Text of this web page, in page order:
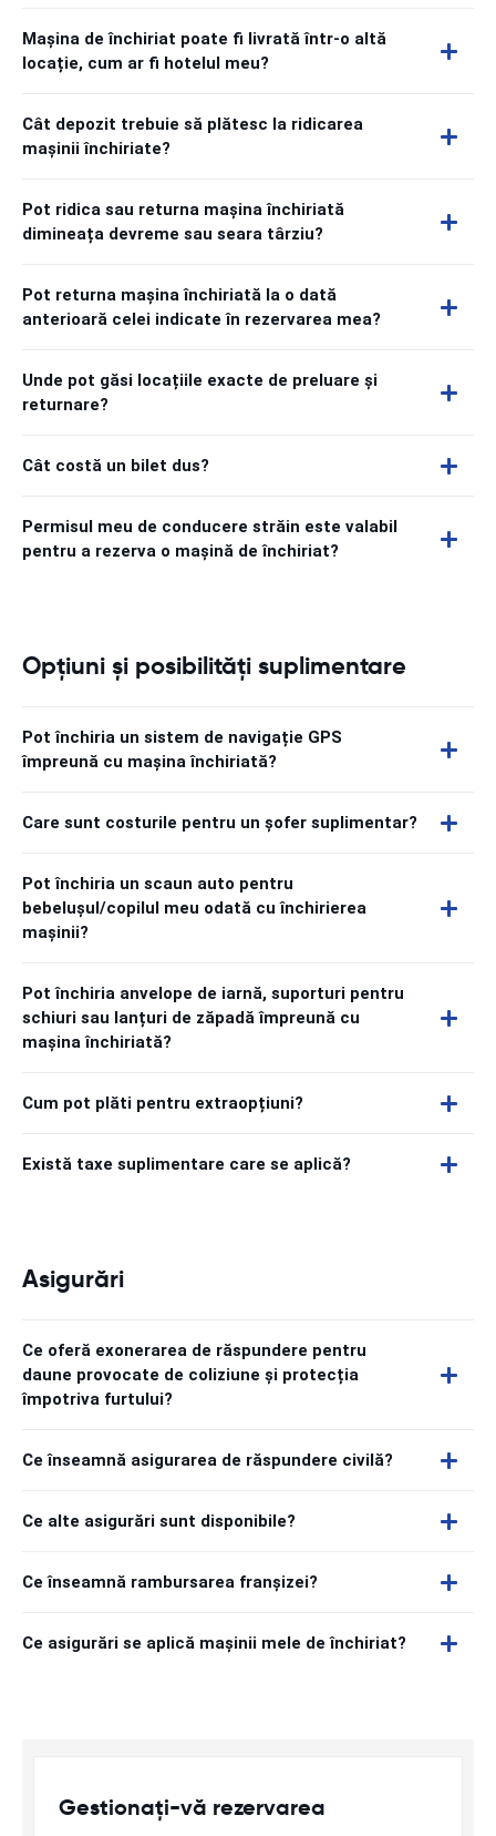
Mașina de închiriat poate fi livrată într-o altă
locație, cum ar fi hotelul meu?
Cât depozit trebuie să plătesc la ridicarea
mașinii închiriate?
Pot ridica sau returna mașina închiriată
dimineața devreme sau seara târziu?
Pot returna mașina închiriată la o dată
anterioară celei indicate în rezervarea mea?
Unde pot găsi locațiile exacte de preluare și
returnare?
Cât costă un bilet dus?
Permisul meu de conducere străin este valabil
pentru a rezerva o mașină de închiriat?
Opțiuni și posibilități suplimentare
Pot închiria un sistem de navigație GPS
împreună cu mașina închiriată?
Care sunt costurile pentru un șofer suplimentar?
Pot închiria un scaun auto pentru
bebelușul/copilul meu odată cu închirierea
mașinii?
Pot închiria anvelope de iarnă, suporturi pentru
schiuri sau lanțuri de zăpadă împreună cu
mașina închiriată?
Cum pot plăti pentru extraopțiuni?
Există taxe suplimentare care se aplică?
Asigurări
Ce oferă exonerarea de răspundere pentru
daune provocate de coliziune și protecția
împotriva furtului?
Ce înseamnă asigurarea de răspundere civilă?
Ce alte asigurări sunt disponibile?
Ce înseamnă rambursarea franșizei?
Ce asigurări se aplică mașinii mele de închiriat?
Gestionați-vă rezervarea